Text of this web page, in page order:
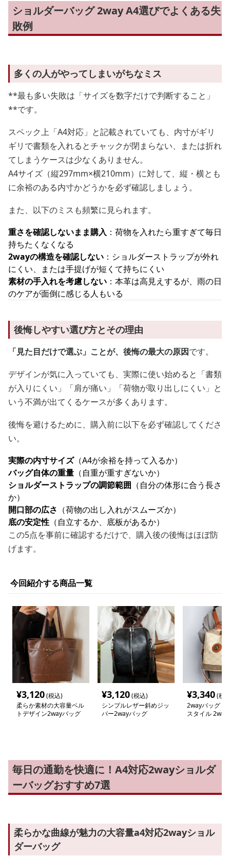
ショルダーバッグ 2way A4選びでよくある失
敗例
多くの人がやってしまいがちなミス
**最も多い失敗は「サイズを数字だけで判断すること」
**です。
スペック上「A4対応」と記載されていても、内寸がギリ
ギリで書類を入れるとチャックが閉まらない、または折れ
てしまうケースは少なくありません。
A4サイズ（縦297mm×横210mm）に対して、縦・横とも
に余裕のある内寸かどうかを必ず確認しましょう。
また、以下のミスも頻繁に見られます。
重さを確認しないまま購入 ：荷物を入れたら重すぎて毎日
持ちたくなくなる
2wayの構造を確認しない ：ショルダーストラップが外れ
にくい、または手提げが短くて持ちにくい
素材の手入れを考慮しない ：本革は高見えするが、雨の日
のケアが面倒に感じる人もいる
後悔しやすい選び方とその理由
「見た目だけで選ぶ」ことが、後悔の最大の原因です。
デザインが気に入っていても、実際に使い始めると「書類
が入りにくい」「肩が痛い」「荷物が取り出しにくい」と
いう不満が出てくるケースが多くあります。
後悔を避けるために、購入前に以下を必ず確認してくださ
い。
実際の内寸サイズ（A4が余裕を持って入るか）
バッグ自体の重量 （自重が重すぎないか）
ショルダーストラップの調節範囲 （自分の体形に合う長さ
か）
開口部の広さ （荷物の出し入れがスムーズか）
底の安定性 （自立するか、底板があるか）
この5点を事前に確認するだけで、購入後の後悔はほぼ防
げます。
今回紹介する商品一覧
¥3,120(税込)
柔らか素材の大容量ベル
トデザイン2wayバッグ
¥3,120(税込)
シンプルレザー斜めジッ
パー2wayバッグ
¥3,340(税
2wayバッグ ク
スタイル 2way
毎日の通勤を快適に！A4対応2wayショルダ
ーバッグおすすめ7選
柔らかな曲線が魅力の大容量a4対応2wayショル
ダーバッグ